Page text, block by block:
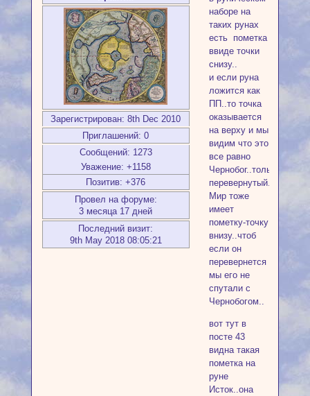
Зарегистрирован: 8th Dec 2010
Приглашений: 0
Сообщений: 1273
Уважение: +1158
Позитив: +376
Провел на форуме:
3 месяца 17 дней
Последний визит:
9th May 2018 08:05:21
наборе на
таких рунах
есть пометка
ввиде точки
снизу..
и если руна
ложится как
ПП..то точка
оказывается
на верху и мы
видим что это
все равно
Чернобог..только
перевернутый..
Мир тоже
имеет
пометку-точку
внизу..чтоб
если он
перевернется
мы его не
спутали с
Чернобогом..
вот тут в
посте 43
видна такая
пометка на
руне
Исток..она